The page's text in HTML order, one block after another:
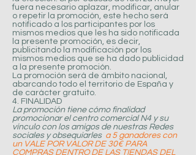
fuera necesario aplazar, modificar, anular
o repetir la promoción, este hecho será
notificado a los participantes por los
mismos medios que les ha sido notificada
la presente promoción, es decir,
publicitando la modificación por los
mismos medios que se ha dado publicidad
a la presente promoción.
La promoción será de ámbito nacional,
abarcando todo el territorio de España y
de carácter gratuito.
4. FINALIDAD
La promoción tiene cómo finalidad
promocionar el centro comercial N4 y su
vínculo con los amigos de nuestras Redes
sociales y obsequiarles a 5 ganadores con
un VALE POR VALOR DE 30€ PARA
COMPRAS DENTRO DE LAS TIENDAS DEL